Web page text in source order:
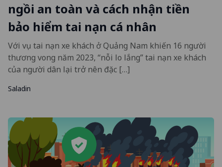
ngồi an toàn và cách nhận tiền
bảo hiểm tai nạn cá nhân
Với vụ tai nạn xe khách ở Quảng Nam khiến 16 người
thương vong năm 2023, “nỗi lo lắng” tai nạn xe khách
của người dân lại trở nên đặc […]
Saladin